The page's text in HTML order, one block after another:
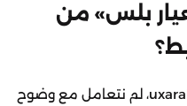
بلس» من
في uxarabia، لم نتعامل مع وضوح